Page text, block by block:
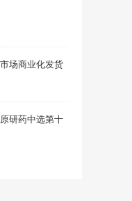
场商业化发货
研药中选第十